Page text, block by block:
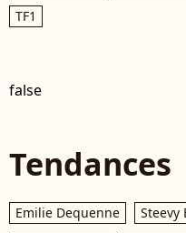
TF1
false
Tendances
Emilie Dequenne Steevy